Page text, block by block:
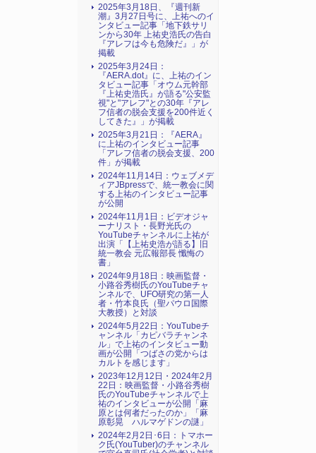
2025年3月18日、『週刊新
潮』3月27日号に、上祐へのイ
ンタビュー記事「地下鉄サリ
ンから30年 上祐史浩氏の告白
『アレフは今も危険だ』」が
掲載
2025年3月24日：
『AERA.dot』に、上祐のイン
タビュー記事「オウム元幹部
『上祐史浩氏』が語る"公安監
視"と"アレフ"との30年『アレ
フ信者の脱会支援を200件近く
してきた』」が掲載
2025年3月21日：『AERA』
に上祐のインタビュー記事
「アレフ信者の脱会支援、200
件」が掲載
2024年11月14日：ウェブメデ
ィアJBpressで、統一教会に関
する上祐のインタビュー記事
が公開
2024年11月1日：ビデオジャ
ーナリスト・長野光氏の
YouTubeチャンネルに上祐が
出演「【上祐史浩が語る】旧
統一教会 元広報部長 懺悔の
書」
2024年9月18日：映画監督・
小路谷秀樹氏のYouTubeチャ
ンネルで、UFO研究の第一人
者・竹本良氏（聖パウロ国際
大教授）と対談
2024年5月22日：YouTubeチ
ャンネル「カピバラチャンネ
ル」で上祐のインタビュー動
画が公開「つばさの党からは
カルトを感じます」
2023年12月12日・2024年2月
22日：映画監督・小路谷秀樹
氏のYouTubeチャンネルで上
祐のインタビューが公開「麻
原とは何者だったのか」「麻
原彰晃 ハルマゲドンの謎」
2024年2月2日･6日：トマホー
ク氏(YouTuber)のチャンネル